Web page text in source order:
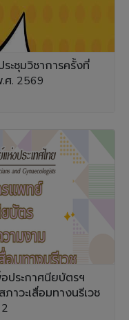
ะชุมวิชาการครั้งที่
ศ. 2569
ประกาศนียบัตรฯ
าวะเสื่อมทางนรีเวช